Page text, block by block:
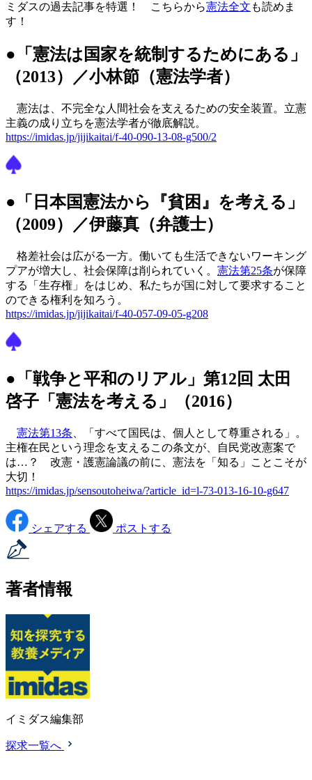
ミダスの過去記事を特選！ こちらから憲法全文 も読めま
す！
●「憲法は国家を統制するためにある」
（2013）／小林節（憲法学者）
憲法は、不完全な人間社会を支えるための安全装置。立憲
主義の成り立ちを憲法学者が徹底解説。
https://imidas.jp/jijikaitai/f-40-090-13-08-g500/2
●「日本国憲法から『貧困』を考える」
（2009）／伊藤真（弁護士）
格差社会は広がる一方。働いても生活できないワーキング
プアが増大し、社会保障は削られていく。 憲法第25条が保障
する「生存権」をはじめ、私たちが国に対して要求すること
のできる権利を知ろう。
https://imidas.jp/jijikaitai/f-40-057-09-05-g208
●「戦争と平和のリアル」第12回 太田
啓子「憲法を考える」（2016）
憲法第13条 、「すべて国民は、個人として尊重される」。
主権在民という理念を支えるこの条文が、自民党改憲案で
は…？ 改憲・護憲論議の前に、憲法を「知る」ことこそが
大切！
https://imidas.jp/sensoutoheiwa/?article_id=l-73-013-16-10-g647
シェアする ポストする
著者情報
イミダス編集部
探求一覧へ